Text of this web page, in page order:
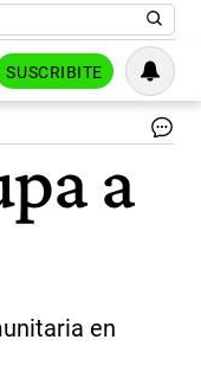
SUSCRIBITE
a
en